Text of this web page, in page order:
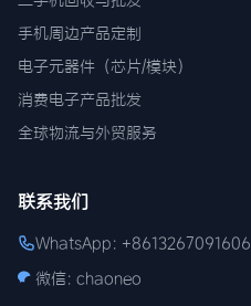
手机周边产品定制
电子元器件（芯片/模块）
消费电子产品批发
全球物流与外贸服务
联系我们
WhatsApp: +8613267091606
微信: chaoneo